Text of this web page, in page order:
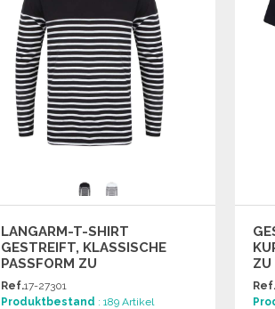
LANGARM-T-SHIRT
GESTREIFT, KLASSISCHE
PASSFORM ZU
GROSSHANDELSPREISEN
Ref.17-27301
Produktbestand : 189 Artikel
ZU